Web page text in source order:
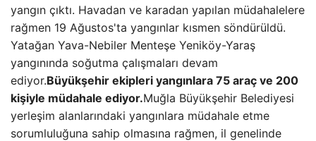
yangın çıktı. Havadan ve karadan yapılan müdahalelere
rağmen 19 Ağustos'ta yangınlar kısmen söndürüldü.
Yatağan Yava-Nebiler Menteşe Yeniköy-Yaraş
yangınında soğutma çalışmaları devam
ediyor.Büyükşehir ekipleri yangınlara 75 araç ve 200
kişiyle müdahale ediyor.Muğla Büyükşehir Belediyesi
yerleşim alanlarındaki yangınlara müdahale etme
sorumluluğuna sahip olmasına rağmen, il genelinde